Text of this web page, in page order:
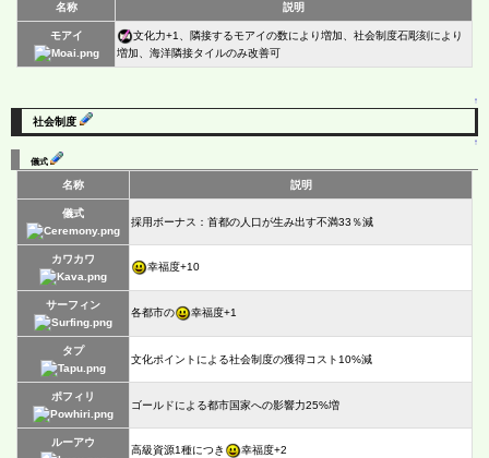
名称 説明
モアイ
文化力+1、隣接するモアイの数により増加、社会制度石彫刻により
増加、海洋隣接タイルのみ改善可
↑
社会制度
↑
儀式
名称 説明
儀式
採用ボーナス：首都の人口が生み出す不満33％減
カワカワ
幸福度+10
サーフィン
各都市の 幸福度+1
タプ
文化ポイントによる社会制度の獲得コスト10%減
ポフィリ
ゴールドによる都市国家への影響力25%増
ルーアウ
高級資源1種につき 幸福度+2